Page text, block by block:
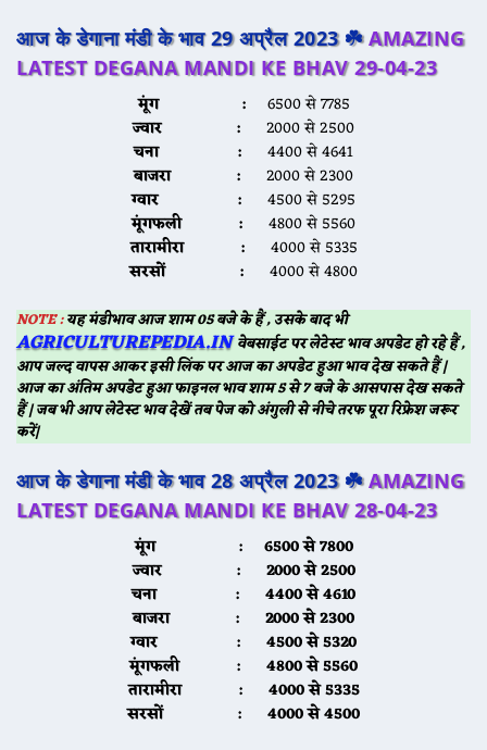
आज के डेगाना मंडी के भाव 29 अप्रैल 2023 ☘️AMAZING
LATEST DEGANA MANDI KE BHAV 29-04-23
मूंग :
6500 से 7785
ज्वार :
2000 से 2500
चना :
4400 से 4641
बाजरा :
2000 से 2300
ग्वार :
4500 से 5295
मूंगफली :
4800 से 5560
तारामीरा :
4000 से 5335
सरसों :
4000 से 4800
NOTE :यह मंडीभाव आज शाम 05 बजे के हैं , उसके बाद भी
AGRICULTUREPEDIA.INवेबसाईट पर लेटेस्ट भाव अपडेट हो रहे हैं ,
आप जल्द वापस आकर इसी लिंक पर आज का अपडेट हुआ भाव देख सकते हैं |
आज का अंतिम अपडेट हुआ फाइनल भाव शाम 5 से 7 बजे के आसपास देख सकते
हैं | जब भी आप लेटेस्ट भाव देखें तब पेज को अंगुली से नीचे तरफ पूरा रिफ्रेश जरूर
करें|
आज के डेगाना मंडी के भाव 28 अप्रैल 2023 ☘️AMAZING
LATEST DEGANA MANDI KE BHAV 28-04-23
मूंग :
6500 से 7800
ज्वार :
2000 से 2500
चना :
4400 से 4610
बाजरा :
2000 से 2300
ग्वार :
4500 से 5320
मूंगफली :
4800 से 5560
तारामीरा :
4000 से 5335
सरसों :
4000 से 4500